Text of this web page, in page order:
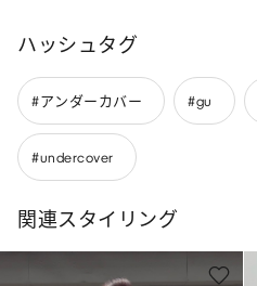
ハッシュタグ
#アンダーカバー #gu
#undercover
関連スタイリング